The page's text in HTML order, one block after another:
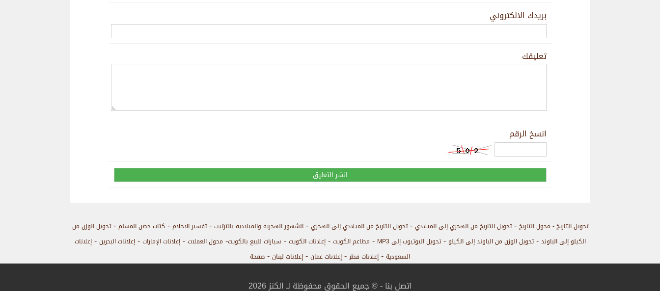
بريدك الالكتروني
تعليقك
انسخ الرقم
تحويل التاريخ - محول التاريخ -تحويل التاريخ من الهجري إلى الميلادي -تحويل التاريخ من الميلادي إلى الهجري -الشهور الهجرية والميلادية بالترتيب -تفسير الاحلام - كتاب حصن المسلم -تحويل الوزن من
الكيلو إلى الباوند -تحويل الوزن من الباوند إلى الكيلو -تحويل اليوتيوب إلى MP3 - مطاعم الكويت -إعلانات الكويت - سيارات للبيع بالكويت- محول العملات -إعلانات الإمارات -إعلانات البحرين -إعلانات
السعودية - إعلانات قطر- إعلانات عمان - إعلانات لبنان - صفحة
اتصل بنا- © جميع الحقوق محفوظة لـ الكنز 2026